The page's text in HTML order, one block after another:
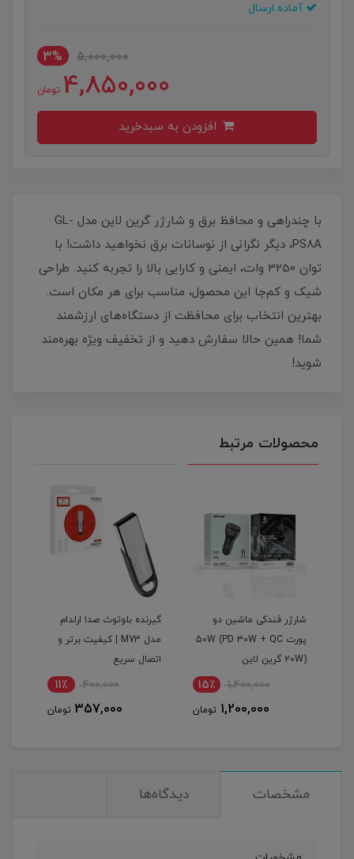
آماده ارسال
5,000,000
3%
4,850,000 تومان
با چندراهی و محافظ برق و شارژر گرین لاین مدل GL-
PS8A، دیگر نگرانی از نوسانات برق نخواهید داشت! با
توان 3250 وات، ایمنی و کارایی بالا را تجربه کنید. طراحی
شیک و کم‌جا این محصول، مناسب برای هر مکان است.
بهترین انتخاب برای محافظت از دستگاه‌های ارزشمند
شما! همین حالا سفارش دهید و از تخفیف ویژه بهره‌مند
شوید!
محصولات مرتبط
شارژر فندکی ماشین دو
پورت 50W (PD 30W + QC
20W) گرین لاین
1,400,000 15٪
1,200,000 تومان
گیرنده بلوتوث صدا ارلدام
مدل M73 | کیفیت برتر و
اتصال سریع
400,000 11٪
357,000 تومان
مشخصات دیدگاه‌ها